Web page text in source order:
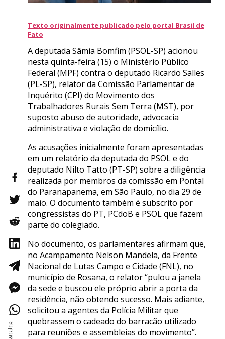
Texto originalmente publicado pelo portal Brasil de
Fato
A deputada Sâmia Bomfim (PSOL-SP) acionou
nesta quinta-feira (15) o Ministério Público
Federal (MPF) contra o deputado Ricardo Salles
(PL-SP), relator da Comissão Parlamentar de
Inquérito (CPI) do Movimento dos
Trabalhadores Rurais Sem Terra (MST), por
suposto abuso de autoridade, advocacia
administrativa e violação de domicílio.
As acusações inicialmente foram apresentadas
em um relatório da deputada do PSOL e do
deputado Nilto Tatto (PT-SP) sobre a diligência
realizada por membros da comissão em Pontal
do Paranapanema, em São Paulo, no dia 29 de
maio. O documento também é subscrito por
congressistas do PT, PCdoB e PSOL que fazem
parte do colegiado.
No documento, os parlamentares afirmam que,
no Acampamento Nelson Mandela, da Frente
Nacional de Lutas Campo e Cidade (FNL), no
município de Rosana, o relator “pulou a janela
da sede e buscou ele próprio abrir a porta da
residência, não obtendo sucesso. Mais adiante,
solicitou a agentes da Polícia Militar que
quebrassem o cadeado do barracão utilizado
para reuniões e assembleias do movimento”.